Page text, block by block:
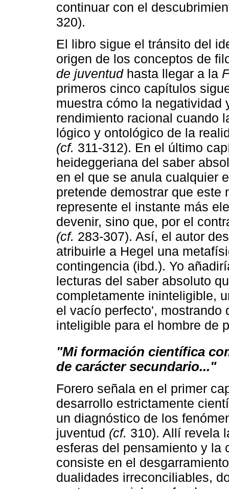
continuar con el
320).
El libro sigue el tránsito del
origen de los conceptos de
de juventudhasta llegar a la
primeros cinco capítulos
muestra cómo la
rendimiento racional cuando
lógico y ontológico de la
(cf. 311-312). En el último
heideggeriana del saber
en el que se anula cualquier
pretende demostrar que este
represente el instante más
devenir, sino que, por el
(cf. 283-307). Así, el autor
atribuirle a Hegel una
contingencia (ibd.). Yo
lecturas del saber absoluto
completamente ininteligible,
el vacío perfecto', mostrando
inteligible para el hombre de
"Mi formación científica
de carácter secundario..."
Forero señala en el primer
desarrollo estrictamente
un diagnóstico de los
juventud (cf. 310). Allí revela
esferas del pensamiento y la
consiste en el
dualidades irreconciliables,